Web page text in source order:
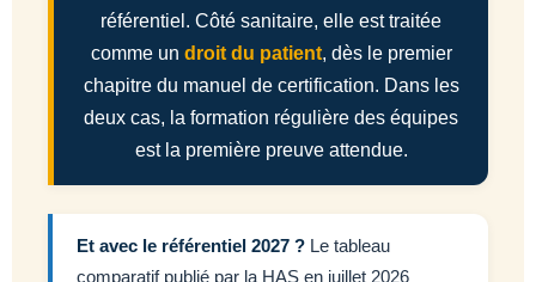
référentiel. Côté sanitaire, elle est traitée
comme un droit du patient, dès le premier
chapitre du manuel de certification. Dans les
deux cas, la formation régulière des équipes
est la première preuve attendue.
Et avec le référentiel 2027 ? Le tableau
comparatif publié par la HAS en juillet 2026